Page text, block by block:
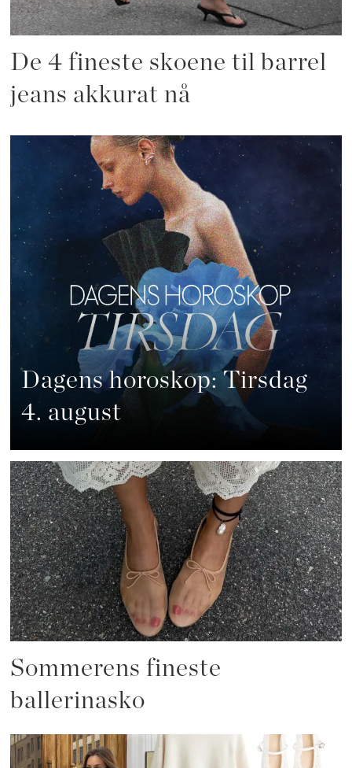
De 4 fineste skoene til barrel
jeans akkurat nå
Dagens horoskop: Tirsdag
4. august
Sommerens fineste
ballerinasko